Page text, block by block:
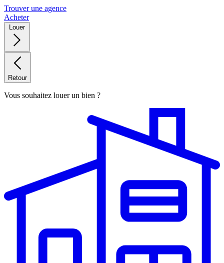
Trouver une agence
Acheter
Louer
Retour
Vous souhaitez louer un bien ?